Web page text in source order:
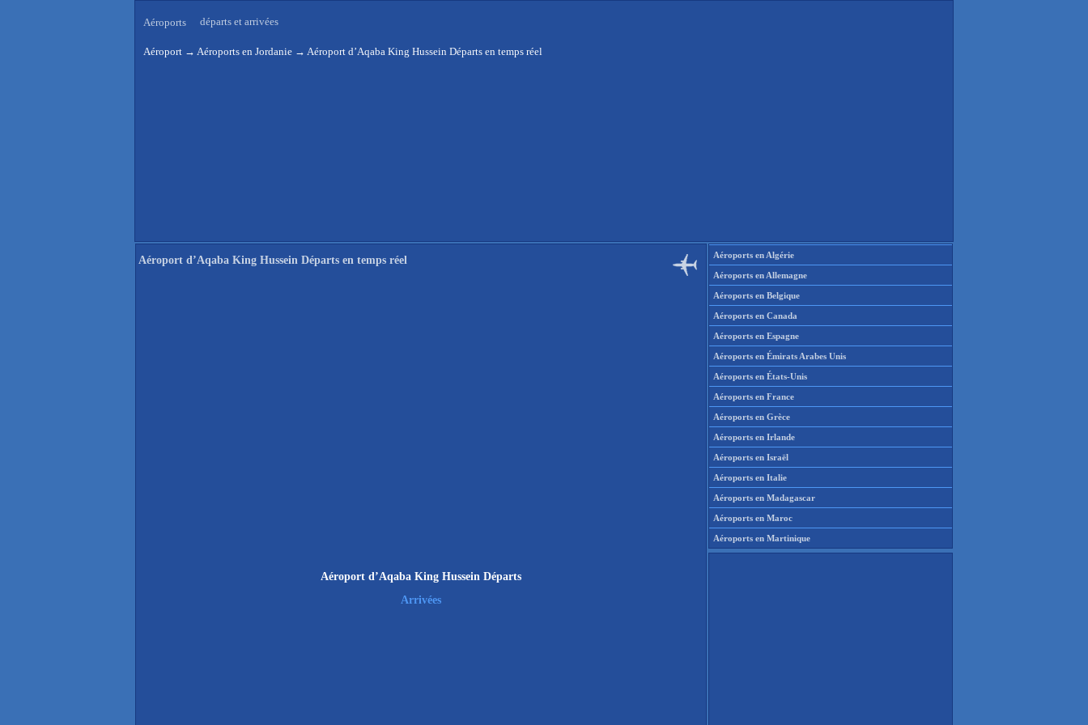
Aéroports départs et arrivées
Aéroport → Aéroports en Jordanie → Aéroport d’Aqaba King Hussein Départs en temps réel
Aéroport d’Aqaba King Hussein Départs en temps réel
Aéroport d’Aqaba King Hussein Départs
Arrivées
Aéroports en Algérie
Aéroports en Allemagne
Aéroports en Belgique
Aéroports en Canada
Aéroports en Espagne
Aéroports en Émirats Arabes Unis
Aéroports en États-Unis
Aéroports en France
Aéroports en Grèce
Aéroports en Irlande
Aéroports en Israël
Aéroports en Italie
Aéroports en Madagascar
Aéroports en Maroc
Aéroports en Martinique